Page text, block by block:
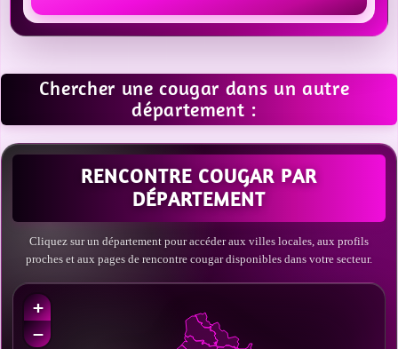
Chercher une cougar dans un autre
département :
RENCONTRE COUGAR PAR
DÉPARTEMENT
Cliquez sur un département pour accéder aux villes locales, aux profils
proches et aux pages de rencontre cougar disponibles dans votre secteur.
+
−